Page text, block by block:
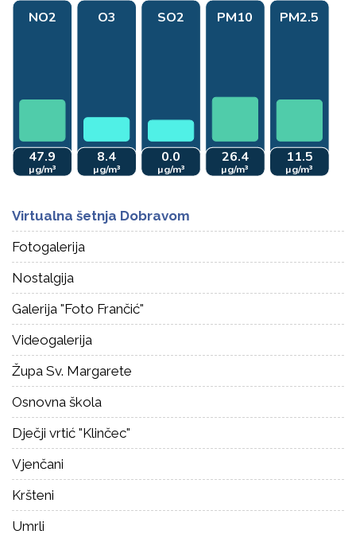
Virtualna šetnja Dobravom
Fotogalerija
Nostalgija
Galerija "Foto Frančić"
Videogalerija
Župa Sv. Margarete
Osnovna škola
Dječji vrtić "Klinčec"
Vjenčani
Kršteni
Umrli